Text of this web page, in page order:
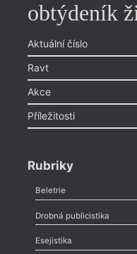
obtýdeník
Aktuální číslo
Ravt
Akce
Příležitosti
Rubriky
Beletrie
Poezie,Próza,
Drobná publicistika
Odlesk
Nekrolog,Glosa,
Esejistika